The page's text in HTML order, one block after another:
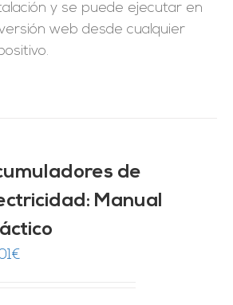
y se puede ejecutar en
web desde cualquier
de
Manual
€